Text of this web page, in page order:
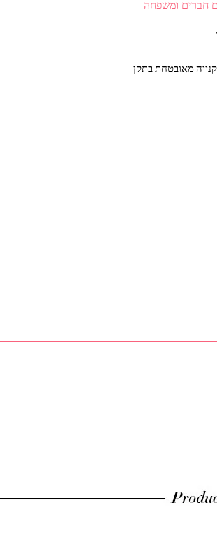
חברים ומשפחה
מאובטחת בתקן